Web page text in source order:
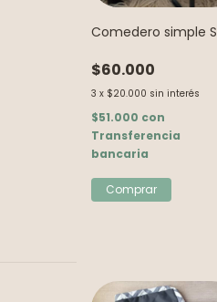
Comedero simple S
$60.000
3 x $20.000 sin interés
$51.000 con
Transferencia
bancaria